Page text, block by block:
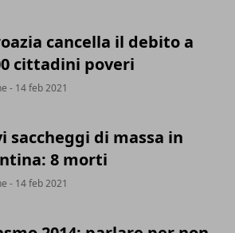
cancella il debito a
cittadini poveri
- 14 feb 2021
saccheggi di massa in
8 morti
- 14 feb 2021